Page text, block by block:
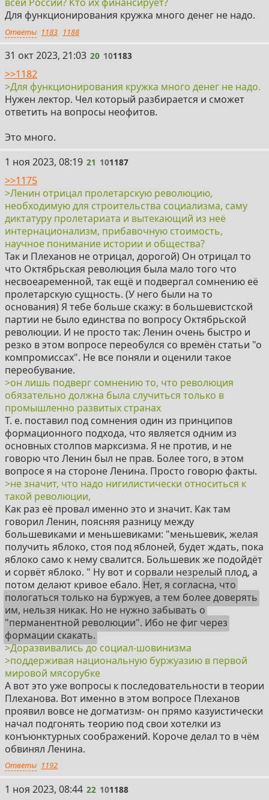
Для функционирования кружка много денег не надо.
Ответы 1183 1188
20
31 окт 2023, 21:03 20 101183
>>1182
>Для функционирования кружка много денег не надо.
Нужен лектор. Чел который разбирается и сможет
ответить на вопросы неофитов.
Это много.
21
1 ноя 2023, 08:19 21 101187
>>1175
>Ленин отрицал пролетарскую революцию,
необходимую для строительства социализма, саму
диктатуру пролетариата и вытекающий из неё
интернационализм, прибавочную стоимость,
научное понимание истории и общества?
Так и Плеханов не отрицал, дорогой) Он отрицал то
что Октябрьская революция была мало того что
несвоеаременной, так ещë и подвергал сомнению еë
пролетарскую сущность. (У него были на то
основания) Я тебе больше скажу: в большевистской
партии не было единства по вопросу Октябрьской
революции. И не просто так: Ленин очень быстро и
резко в этом вопросе переобулся со времëн статьи "о
компромиссах". Не все поняли и оценили такое
переобувание.
>он лишь подверг сомнению то, что революция
обязательно должна была случиться только в
промышленно развитых странах
Т. е. поставил под сомнения один из принципов
формационного подхода, что является одним из
основных столпов марксизма. Я не против, и не
говорю что Ленин был не прав. Более того, в этом
вопросе я на стороне Ленина. Просто говорю факты.
>не значит, что надо нигилистически относиться к
такой революции,
Как раз еë провал именно это и значит. Как там
говорил Ленин, поясняя разницу между
большевиками и меньшевиками: "меньшевик, желая
получить яблоко, стоя под яблоней, будет ждать, пока
яблоко само к нему свалится. Большевик же подойдёт
и сорвёт яблоко. " Ну вот и сорвали незрелый плод, а
потом делают кривое ебало. Нет, я согласна, что
пологаться только на буржуев, а тем более доверять
им, нельзя никак. Но не нужно забывать о
"перманентной революции". Ибо не фиг через
формации скакать.
>Доразвивались до социал-шовинизма
>поддерживая национальную буржуазию в первой
мировой мясорубке
А вот это уже вопросы к последовательности в теории
Плеханова. Вот именно в этом вопросе Плеханов
проявил вовсе не догматизм- он прямо казуистически
начал подгонять теорию под свои хотелки из
конъюнктурных соображений. Короче делал то в чëм
обвинял Ленина.
Ответы 1192
22
1 ноя 2023, 08:44 22 101188